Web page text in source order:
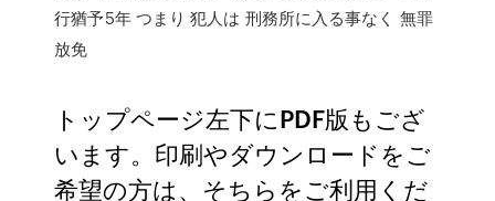
行猶予5年 つまり 犯人は 刑務所に入る事なく 無罪
放免
トップページ左下にPDF版もござ
います。印刷やダウンロードをご
希望の方は、そちらをご利用くだ